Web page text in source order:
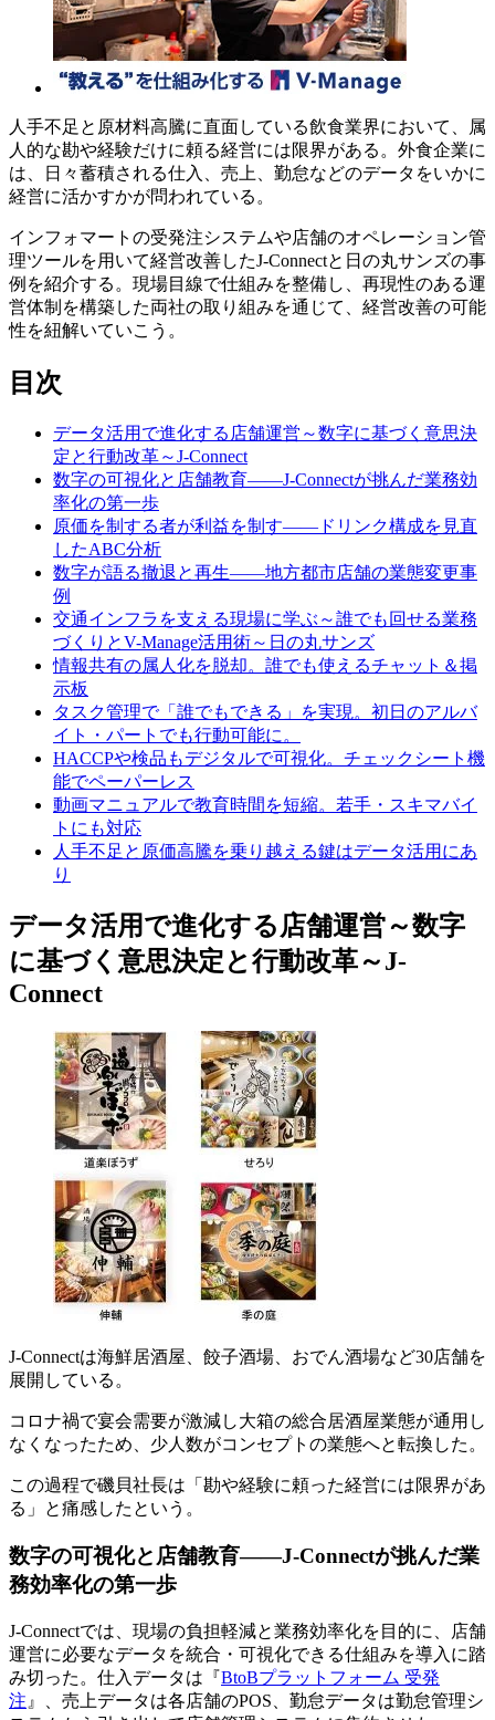
人手不足と原材料高騰に直面している飲食業界において、属
人的な勘や経験だけに頼る経営には限界がある。外食企業に
は、日々蓄積される仕入、売上、勤怠などのデータをいかに
経営に活かすかが問われている。
インフォマートの受発注システムや店舗のオペレーション管
理ツールを用いて経営改善したJ-Connectと日の丸サンズの事
例を紹介する。現場目線で仕組みを整備し、再現性のある運
営体制を構築した両社の取り組みを通じて、経営改善の可能
性を紐解いていこう。
目次
データ活用で進化する店舗運営～数字に基づく意思決
定と行動改革～J-Connect
数字の可視化と店舗教育――J-Connectが挑んだ業務効
率化の第一歩
原価を制する者が利益を制す――ドリンク構成を見直
したABC分析
数字が語る撤退と再生――地方都市店舗の業態変更事
例
交通インフラを支える現場に学ぶ～誰でも回せる業務
づくりとV-Manage活用術～日の丸サンズ
情報共有の属人化を脱却。誰でも使えるチャット＆掲
示板
タスク管理で「誰でもできる」を実現。初日のアルバ
イト・パートでも行動可能に。
HACCPや検品もデジタルで可視化。チェックシート機
能でペーパーレス
動画マニュアルで教育時間を短縮。若手・スキマバイ
トにも対応
人手不足と原価高騰を乗り越える鍵はデータ活用にあ
り
データ活用で進化する店舗運営～数字
に基づく意思決定と行動改革～J-
Connect
J-Connectは海鮮居酒屋、餃子酒場、おでん酒場など30店舗を
展開している。
コロナ禍で宴会需要が激減し大箱の総合居酒屋業態が通用し
なくなったため、少人数がコンセプトの業態へと転換した。
この過程で磯貝社長は「勘や経験に頼った経営には限界があ
る」と痛感したという。
数字の可視化と店舗教育――J-Connectが挑んだ業
務効率化の第一歩
J-Connectでは、現場の負担軽減と業務効率化を目的に、店舗
運営に必要なデータを統合・可視化できる仕組みを導入に踏
み切った。仕入データは『BtoBプラットフォーム 受発
注 』、売上データは各店舗のPOS、勤怠データは勤怠管理シ